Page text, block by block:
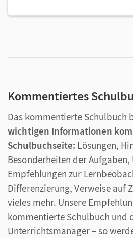
Kommentiertes
Das kommentierte Schulbuch
wichtigen Informationen
Schulbuchseite: Lösungen,
Besonderheiten der
Empfehlungen zur
Differenzierung, Verweise auf
vieles mehr. Unsere
kommentierte Schulbuch und
Unterrichtsmanager – so